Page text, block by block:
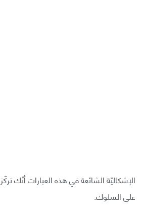
الإشكاليّة الشائعة في هذه العبارات أنّك
على السلوك.